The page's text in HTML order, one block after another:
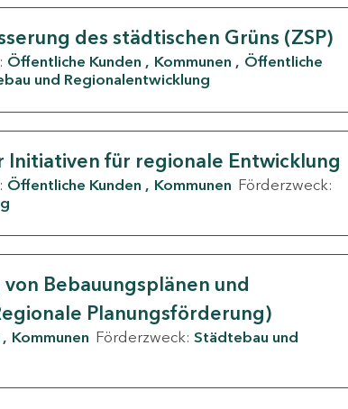
des städtischen Grüns (ZSP)
Öffentliche Kunden Kommunen
Öffentliche
und Regionalentwicklung
für regionale Entwicklung
Öffentliche Kunden Kommunen Förderzweck:
Bebauungsplänen und
Planungsförderung)
Kommunen Förderzweck: Städtebau und